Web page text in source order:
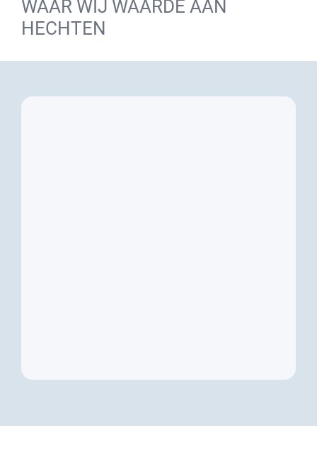
WAAR WIJ WAARDE AAN
HECHTEN